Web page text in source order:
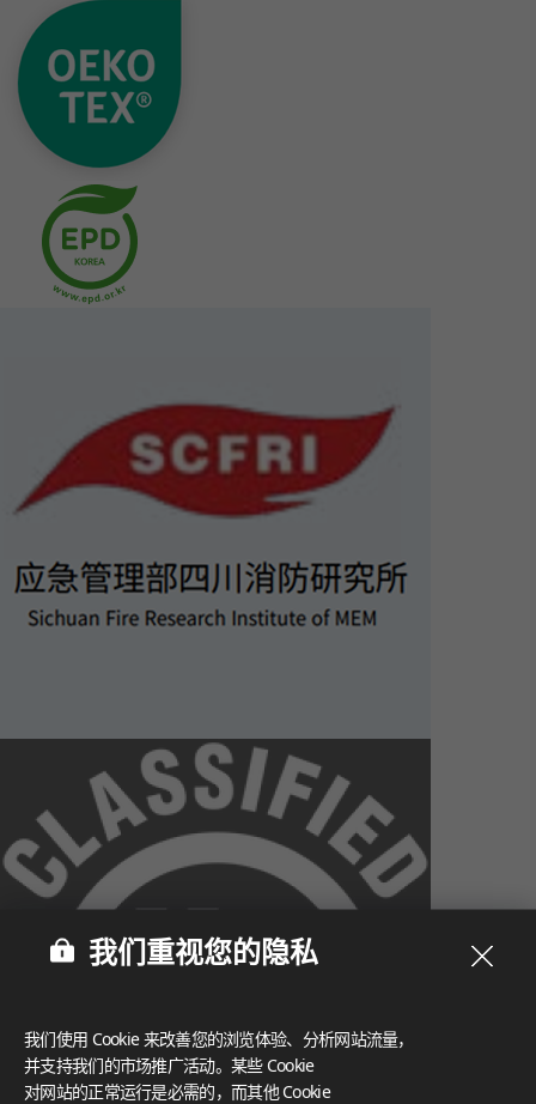
我们重视您的隐私
我们使用 Cookie 来改善您的浏览体验、分析网站流量，
并支持我们的市场推广活动。某些 Cookie
对网站的正常运行是必需的，而其他 Cookie